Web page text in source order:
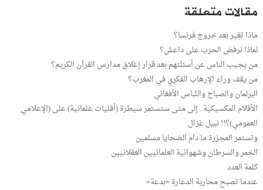
مقالات متعلقة
ماذا تغير بعد خروج فرنسا؟
لماذا نرفض الحرب على داعش؟
من يجيب الناس عن أسئلتهم بعد قرار إغلاق مدارس القرآن الكريم؟
من يقف وراء الإرهاب الفكري في المغرب؟
البرلمان والصباح واللباس الأفغاني
الأفلام المكسيكية.. إلى متى ستستمر سيطرة (أقليات علمانية) على (الإعلامي
العمومي)؟!! نبيل غزال
وتستمر المجزرة ما دام الضحايا مسلمين
الخمر والسرطان وشهوانية العلمانيين العقلانيين
كلمة العدد
عندما تصبح محاربة الدعارة «بدعة»